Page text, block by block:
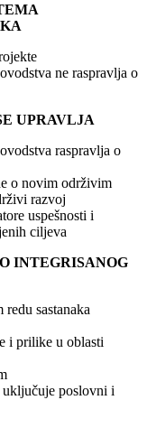
ne raspravlja o
UPRAVLJA
raspravlja o
o novim održivim
razvoj
uspešnosti i
ciljeva
INTEGRISANOG
sastanaka
i prilike u oblasti
uključuje poslovni i